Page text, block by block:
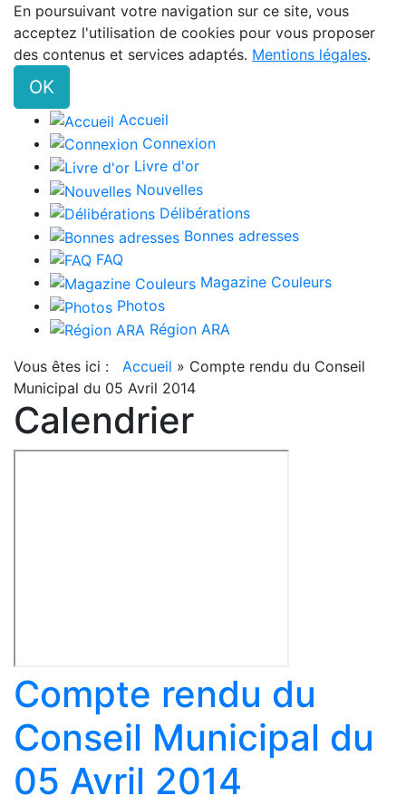
En poursuivant votre navigation sur ce site, vous
acceptez l'utilisation de cookies pour vous proposer
des contenus et services adaptés. Mentions légales.
OK
Accueil
Connexion
Livre d'or
Nouvelles
Délibérations
Bonnes adresses
FAQ
Magazine Couleurs
Photos
Région ARA
Vous êtes ici : Accueil » Compte rendu du Conseil
Municipal du 05 Avril 2014
Calendrier
Compte rendu du
Conseil Municipal du
05 Avril 2014